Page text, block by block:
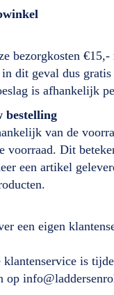
bezorgkosten
dit geval dus gratis
is afhankelijk
bestelling
van de
voorraad. Dit
een artikel
een eigen
klantenservice is
op